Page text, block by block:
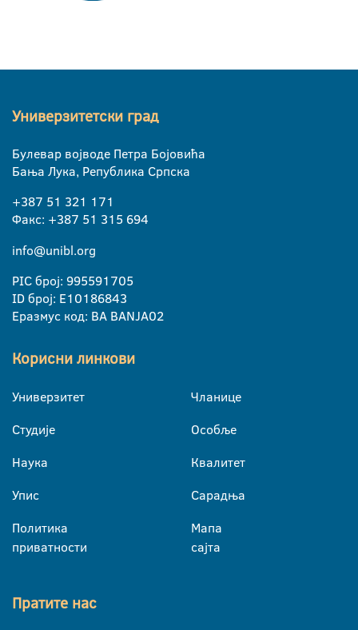
Универзитетски град
Булевар војводе Петра Бојовића
Бања Лука, Република Српска
+387 51 321 171
Факс: +387 51 315 694
info@unibl.org
PIC број: 995591705
ID број: E10186843
Еразмус код: BA BANJA02
Корисни линкови
Универзитет
Студије
Наука
Упис
Политика
приватности
Чланице
Особље
Квалитет
Сарадња
Мапа
сајта
Пратите нас